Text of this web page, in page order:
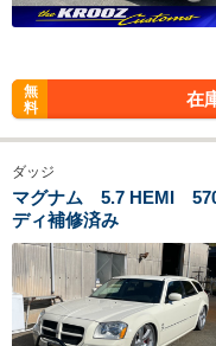
無
料
在
ダッジ
マグナム 5.7 HEMI
ディ補修済み